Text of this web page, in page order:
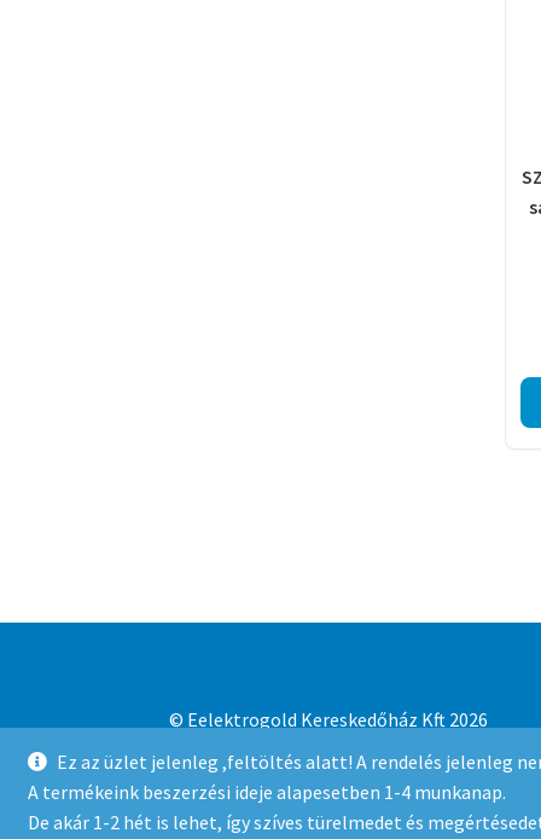
Ez az üzlet jelenleg ,feltöltés alatt! A rendelés jelenleg
A termékeink beszerzési ideje alapesetben 1-4 munkanap.
De akár 1-2 hét is lehet, így szíves türelmedet és
© Eelektrogold Kereskedőház Kft 2026
Adatvédelmi irányelvek
Built with